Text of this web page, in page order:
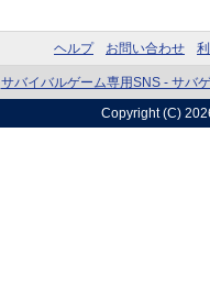
ヘルプ お問い合わせ
サバイバルゲーム専用SNS - サバ
Copyright (C)